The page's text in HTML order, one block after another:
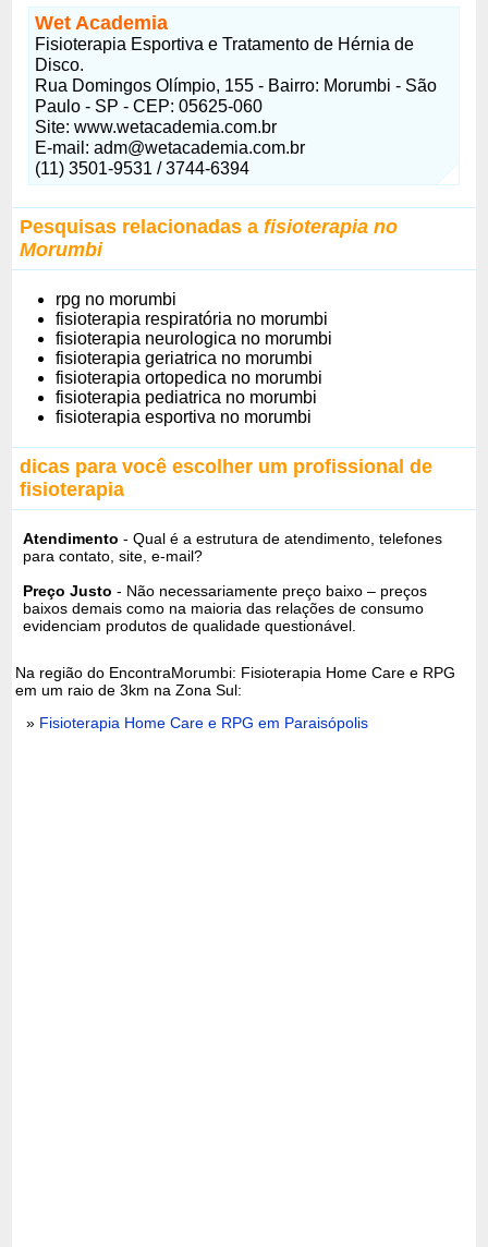
Wet Academia
Fisioterapia Esportiva e Tratamento de Hérnia de
Disco.
Rua Domingos Olímpio, 155 - Bairro: Morumbi - São
Paulo - SP - CEP: 05625-060
Site: www.wetacademia.com.br
E-mail:adm@wetacademia.com.br
(11) 3501-9531 / 3744-6394
Pesquisas relacionadas a fisioterapia no
Morumbi
rpg no morumbi
fisioterapia respiratória no morumbi
fisioterapia neurologica no morumbi
fisioterapia geriatrica no morumbi
fisioterapia ortopedica no morumbi
fisioterapia pediatrica no morumbi
fisioterapia esportiva no morumbi
dicas para você escolher um profissional de
fisioterapia
Atendimento - Qual é a estrutura de atendimento, telefones
para contato, site, e-mail?
Preço Justo - Não necessariamente preço baixo – preços
baixos demais como na maioria das relações de consumo
evidenciam produtos de qualidade questionável.
Na região do EncontraMorumbi: Fisioterapia Home Care e RPG
em um raio de 3km na Zona Sul:
» Fisioterapia Home Care e RPG em Paraisópolis